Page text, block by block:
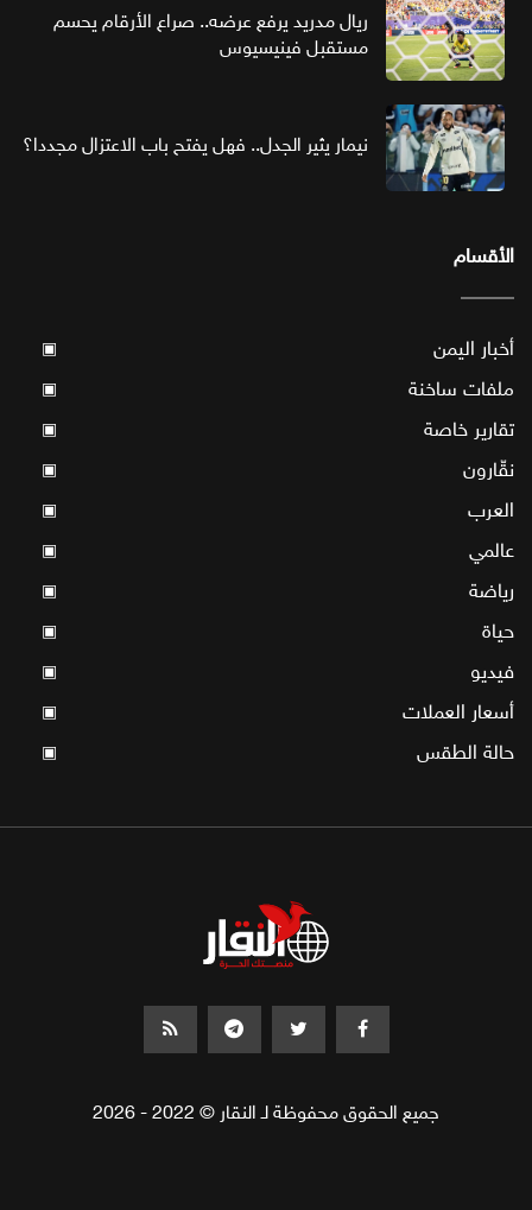
ريال مدريد يرفع عرضه.. صراع الأرقام يحسم
مستقبل فينيسيوس
نيمار يثير الجدل.. فهل يفتح باب الاعتزال مجددا؟
الأقسام
أخبار اليمن ▣
ملفات ساخنة ▣
تقارير خاصة ▣
نقّارون ▣
العرب ▣
عالمي ▣
رياضة ▣
حياة ▣
فيديو ▣
أسعار العملات ▣
حالة الطقس ▣
جميع الحقوق محفوظة لـ النقار © 2022 - 2026